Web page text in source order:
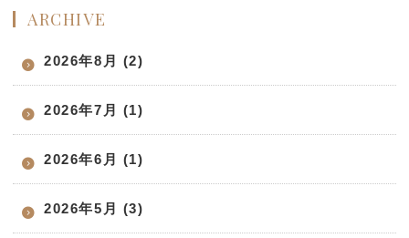
ARCHIVE
2026年8月 (2)
2026年7月 (1)
2026年6月 (1)
2026年5月 (3)